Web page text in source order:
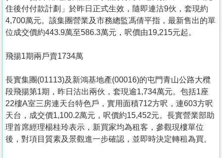
住後付付款計劃」於昨日正式生效，隨即連沽9伙，套現約
4,700萬元。該集團營業及市務總監馮倩平指，最新售出的單
位成交價約443.9萬至586.3萬元，呎價由19,215元起。
飛揚1期兩戶賣1734萬
長實集團(01113)及新鴻基地產(00016)的屯門青山公路大欖
段飛揚第1期，昨日沽出兩伙，套現逾1,734萬元。包括1座
22樓A室三房連天台特色戶，實用面積712方呎，連603方呎
天台，成交價1,100.2萬元，呎價約15,452元。長實營業部助
理首席經理楊桂玲表示，新買家均為租客，參觀現樓單位
後，對項目質素及景觀進一步確認，並即時決定轉租為買。